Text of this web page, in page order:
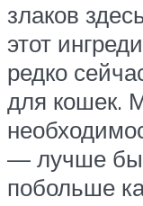
злаков
этот
редко
для кошек.
— лучше бы
побольше